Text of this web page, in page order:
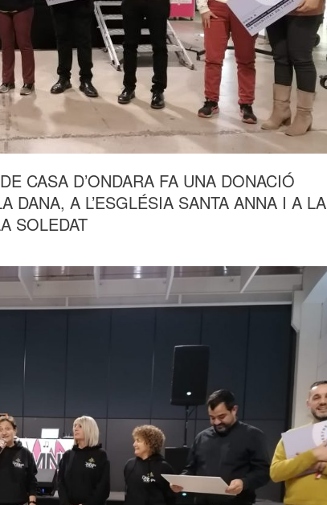
CASA D’ONDARA FA UNA DONACIÓ
DANA, A L’ESGLÉSIA SANTA ANNA I A LA
SOLEDAT